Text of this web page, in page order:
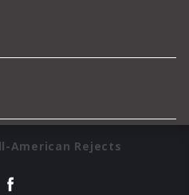
American Rejects